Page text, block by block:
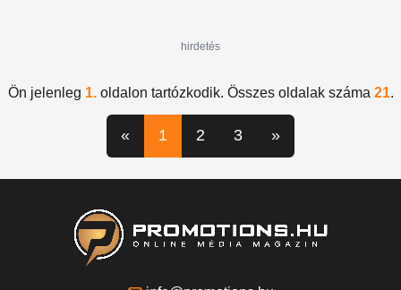
hirdetés
Ön jelenleg 1.oldalon tartózkodik. Összes oldalak száma 21.
« 1 2 3 »